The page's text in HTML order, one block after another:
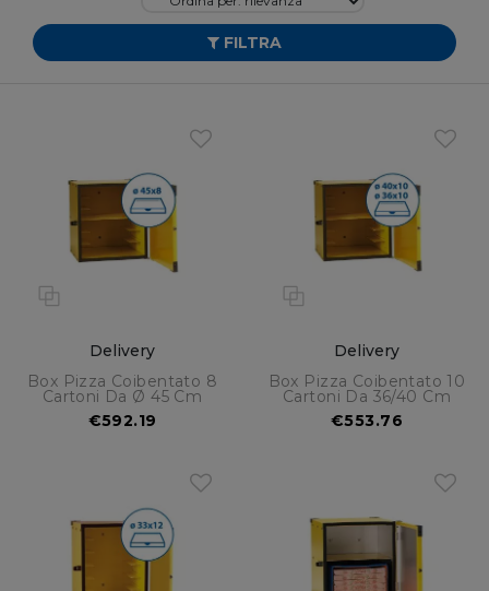
FILTRA
Delivery
Box Pizza Coibentato 8
Cartoni Da Ø 45 Cm
€592.19
Delivery
Box Pizza Coibentato 10
Cartoni Da 36/40 Cm
€553.76